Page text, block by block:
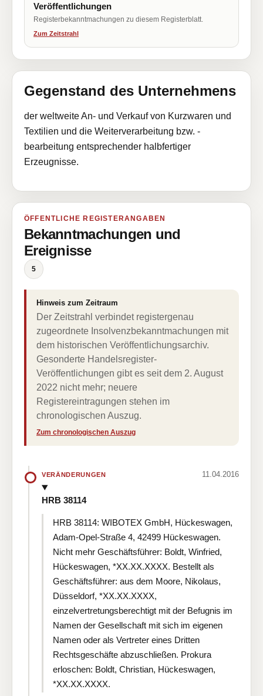
Veröffentlichungen
Registerbekanntmachungen zu diesem Registerblatt.
Zum Zeitstrahl
Gegenstand des Unternehmens
der weltweite An- und Verkauf von Kurzwaren und
Textilien und die Weiterverarbeitung bzw. -
bearbeitung entsprechender halbfertiger
Erzeugnisse.
ÖFFENTLICHE REGISTERANGABEN
Bekanntmachungen und
Ereignisse
5
Hinweis zum Zeitraum
Der Zeitstrahl verbindet registergenau
zugeordnete Insolvenzbekanntmachungen mit
dem historischen Veröffentlichungsarchiv.
Gesonderte Handelsregister-
Veröffentlichungen gibt es seit dem 2. August
2022 nicht mehr; neuere
Registereintragungen stehen im
chronologischen Auszug.
Zum chronologischen Auszug
VERÄNDERUNGEN 11.04.2016
HRB 38114
HRB 38114: WIBOTEX GmbH, Hückeswagen,
Adam-Opel-Straße 4, 42499 Hückeswagen.
Nicht mehr Geschäftsführer: Boldt, Winfried,
Hückeswagen, *XX.XX.XXXX. Bestellt als
Geschäftsführer: aus dem Moore, Nikolaus,
Düsseldorf, *XX.XX.XXXX,
einzelvertretungsberechtigt mit der Befugnis im
Namen der Gesellschaft mit sich im eigenen
Namen oder als Vertreter eines Dritten
Rechtsgeschäfte abzuschließen. Prokura
erloschen: Boldt, Christian, Hückeswagen,
*XX.XX.XXXX.